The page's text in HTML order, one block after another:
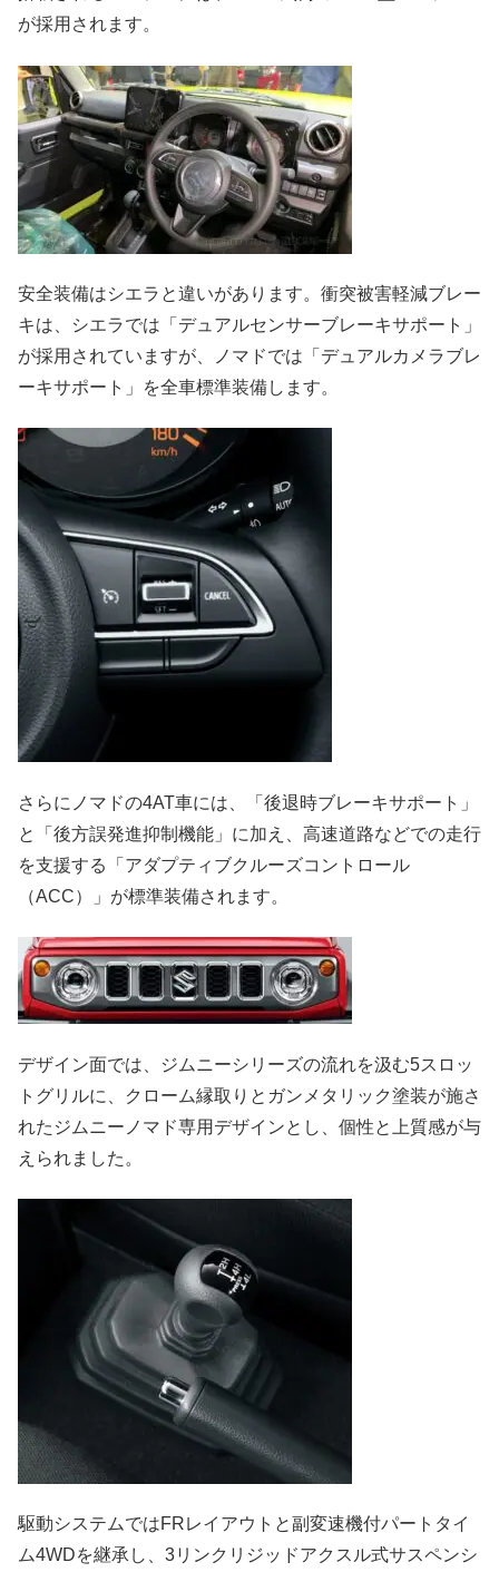
が採用されます。
安全装備はシエラと違いがあります。衝突被害軽減ブレー
キは、シエラでは「デュアルセンサーブレーキサポート」
が採用されていますが、ノマドでは「デュアルカメラブレ
ーキサポート」を全車標準装備します。
さらにノマドの4AT車には、「後退時ブレーキサポート」
と「後方誤発進抑制機能」に加え、高速道路などでの走行
を支援する「アダプティブクルーズコントロール
（ACC）」が標準装備されます。
デザイン面では、ジムニーシリーズの流れを汲む5スロッ
トグリルに、クローム縁取りとガンメタリック塗装が施さ
れたジムニーノマド専用デザインとし、個性と上質感が与
えられました。
駆動システムではFRレイアウトと副変速機付パートタイ
ム4WDを継承し、3リンクリジッドアクスル式サスペンシ